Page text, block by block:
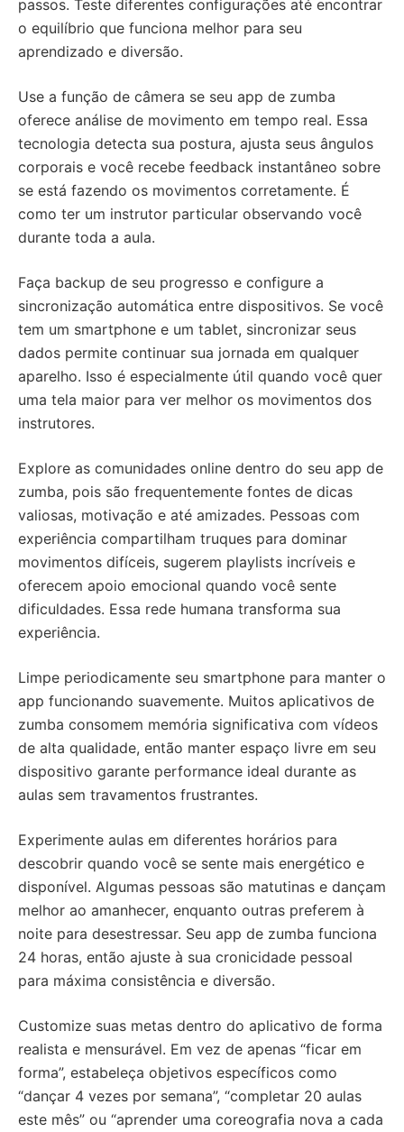
passos. Teste diferentes configurações até encontrar
o equilíbrio que funciona melhor para seu
aprendizado e diversão.
Use a função de câmera se seu app de zumba
oferece análise de movimento em tempo real. Essa
tecnologia detecta sua postura, ajusta seus ângulos
corporais e você recebe feedback instantâneo sobre
se está fazendo os movimentos corretamente. É
como ter um instrutor particular observando você
durante toda a aula.
Faça backup de seu progresso e configure a
sincronização automática entre dispositivos. Se você
tem um smartphone e um tablet, sincronizar seus
dados permite continuar sua jornada em qualquer
aparelho. Isso é especialmente útil quando você quer
uma tela maior para ver melhor os movimentos dos
instrutores.
Explore as comunidades online dentro do seu app de
zumba, pois são frequentemente fontes de dicas
valiosas, motivação e até amizades. Pessoas com
experiência compartilham truques para dominar
movimentos difíceis, sugerem playlists incríveis e
oferecem apoio emocional quando você sente
dificuldades. Essa rede humana transforma sua
experiência.
Limpe periodicamente seu smartphone para manter o
app funcionando suavemente. Muitos aplicativos de
zumba consomem memória significativa com vídeos
de alta qualidade, então manter espaço livre em seu
dispositivo garante performance ideal durante as
aulas sem travamentos frustrantes.
Experimente aulas em diferentes horários para
descobrir quando você se sente mais energético e
disponível. Algumas pessoas são matutinas e dançam
melhor ao amanhecer, enquanto outras preferem à
noite para desestressar. Seu app de zumba funciona
24 horas, então ajuste à sua cronicidade pessoal
para máxima consistência e diversão.
Customize suas metas dentro do aplicativo de forma
realista e mensurável. Em vez de apenas “ficar em
forma”, estabeleça objetivos específicos como
“dançar 4 vezes por semana”, “completar 20 aulas
este mês” ou “aprender uma coreografia nova a cada